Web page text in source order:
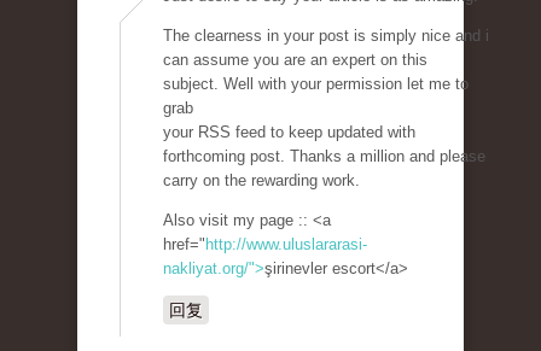
The clearness in your post is simply nice and i
can assume you are an expert on this
subject. Well with your permission let me to
grab
your RSS feed to keep updated with
forthcoming post. Thanks a million and please
carry on the rewarding work.
Also visit my page :: <a
href=" http://www.uluslararasi-
nakliyat.org/">şirinevler escort</a>
回复